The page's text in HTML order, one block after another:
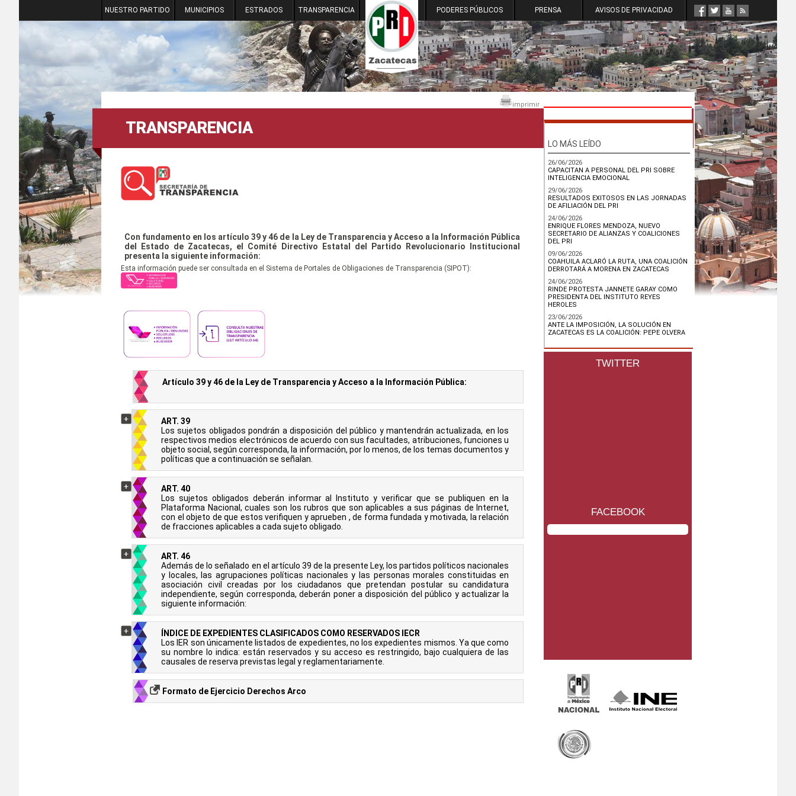
NUESTRO PARTIDO MUNICIPIOS ESTRADOS TRANSPARENCIA PODERES PÚBLICOS PRENSA AVISOS DE PRIVACIDAD
imprimir
TRANSPARENCIA
Con fundamento en los artículo 39 y 46 de la Ley de Transparencia y Acceso a la Información Pública
del Estado de Zacatecas, el Comité Directivo Estatal del Partido Revolucionario Institucional
presenta la siguiente información:
Esta información puede ser consultada en el Sistema de Portales de Obligaciones de Transparencia (SIPOT):
Artículo 39 y 46 de la Ley de Transparencia y Acceso a la Información Pública:
ART. 39
Los sujetos obligados pondrán a disposición del público y mantendrán actualizada, en los
respectivos medios electrónicos de acuerdo con sus facultades, atribuciones, funciones u
objeto social, según corresponda, la información, por lo menos, de los temas documentos y
políticas que a continuación se señalan.
ART. 40
Los sujetos obligados deberán informar al Instituto y verificar que se publiquen en la
Plataforma Nacional, cuales son los rubros que son aplicables a sus páginas de Internet,
con el objeto de que estos verifiquen y aprueben , de forma fundada y motivada, la relación
de fracciones aplicables a cada sujeto obligado.
ART. 46
Además de lo señalado en el artículo 39 de la presente Ley, los partidos políticos nacionales
y locales, las agrupaciones políticas nacionales y las personas morales constituidas en
asociación civil creadas por los ciudadanos que pretendan postular su candidatura
independiente, según corresponda, deberán poner a disposición del público y actualizar la
siguiente información:
ÍNDICE DE EXPEDIENTES CLASIFICADOS COMO RESERVADOS IECR
Los IER son únicamente listados de expedientes, no los expedientes mismos. Ya que como
su nombre lo indica: están reservados y su acceso es restringido, bajo cualquiera de las
causales de reserva previstas legal y reglamentariamente.
Formato de Ejercicio Derechos Arco
LO MÁS LEÍDO
26/06/2026
CAPACITAN A PERSONAL DEL PRI SOBRE
INTELIGENCIA EMOCIONAL
29/06/2026
RESULTADOS EXITOSOS EN LAS JORNADAS
DE AFILIACIÓN DEL PRI
24/06/2026
ENRIQUE FLORES MENDOZA, NUEVO
SECRETARIO DE ALIANZAS Y COALICIONES
DEL PRI
09/06/2026
COAHUILA ACLARÓ LA RUTA, UNA COALICIÓN
DERROTARÁ A MORENA EN ZACATECAS
24/06/2026
RINDE PROTESTA JANNETE GARAY COMO
PRESIDENTA DEL INSTITUTO REYES
HEROLES
23/06/2026
ANTE LA IMPOSICIÓN, LA SOLUCIÓN EN
ZACATECAS ES LA COALICIÓN: PEPE OLVERA
TWITTER
FACEBOOK